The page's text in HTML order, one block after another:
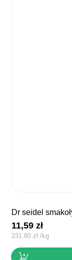
dr seidel
11,59zł
231,80 zł /kg